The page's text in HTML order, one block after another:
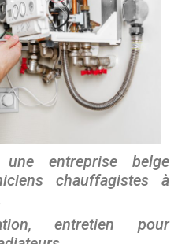
entreprise belge
chauffagistes à
entretien pour